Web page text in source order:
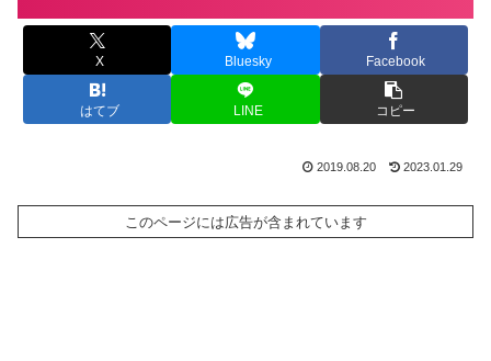
X Bluesky Facebook
はてブ LINE コピー
2019.08.20 2023.01.29
このページには広告が含まれています